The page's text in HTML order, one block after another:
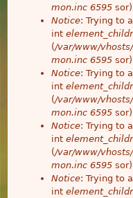
mon.inc 6595
Notice: Trying to
int
(/var/www/
mon.inc 6595
Notice: Trying to
int
(/var/www/
mon.inc 6595
Notice: Trying to
int
(/var/www/
mon.inc 6595
Notice: Trying to
int